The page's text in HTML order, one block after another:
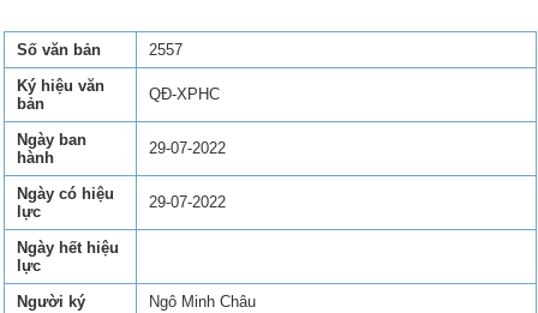
Số văn bản
2557
Ký hiệu văn
bản
QĐ-XPHC
Ngày ban
hành
29-07-2022
Ngày có hiệu
lực
29-07-2022
Ngày hết hiệu
lực
Người ký
Ngô Minh Châu